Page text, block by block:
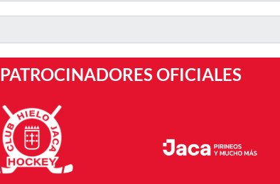
PATROCINADORES OFICIALES